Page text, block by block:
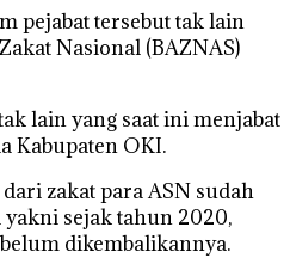
pejabat tersebut tak lain
Nasional (BAZNAS)
lain yang saat ini menjabat
Kabupaten OKI.
zakat para ASN sudah
sejak tahun 2020,
dikembalikannya.